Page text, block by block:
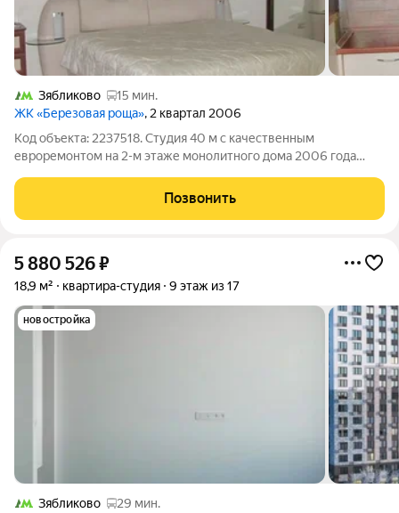
Зябликово
15 мин.
ЖК «Березовая роща», 2 квартал 2006
Код объекта: 2237518. Студия 40 м с качественным
евроремонтом на 2-м этаже монолитного дома 2006 года
спокойствие и приятный утренний свет, который наполняет
просторную жилую зону 34 м.
Позвонить
5 880 526₽
18,9 м² квартира-студия 9 этаж из 17
новостройка
Зябликово
29 мин.